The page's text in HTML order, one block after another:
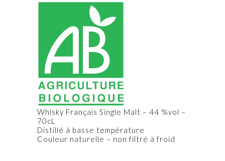
Whisky Français Single Malt – 44 %vol –
70cL
Distillé à basse température
Couleur naturelle – non filtré à froid